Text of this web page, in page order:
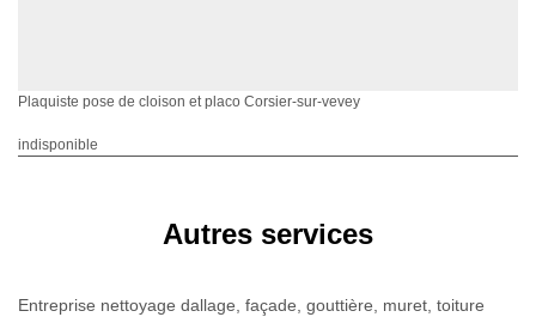
Plaquiste pose de cloison et placo Corsier-sur-vevey
indisponible
Autres services
Entreprise nettoyage dallage, façade, gouttière, muret, toiture